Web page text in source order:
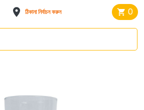
ঠিকানা নির্বাচন করুন 0